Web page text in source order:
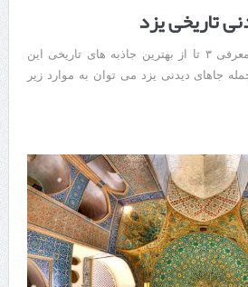
تاریخی یزد
در این بخش از مقاله به معرفی ۳ تا از بهترین جاذبه های تاریخی این
جاهای دیدنی یزد می توان به موارد زیر